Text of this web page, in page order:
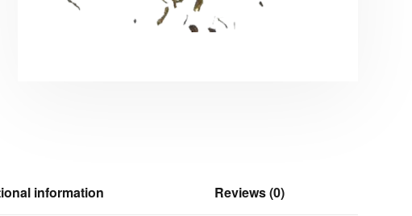
information Reviews (0)